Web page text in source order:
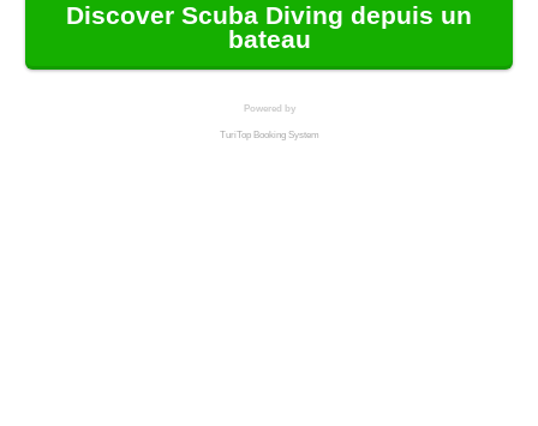
Discover Scuba Diving depuis un
bateau
Powered by
TuriTop Booking System